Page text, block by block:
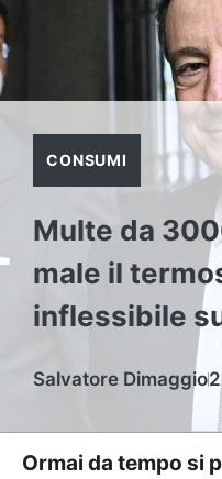
CONSUMI
Multe da
male il
inflessibile
Salvatore Dimaggio
Ormai da tempo si